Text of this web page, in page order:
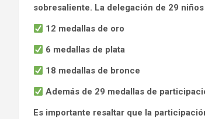
sobresaliente. La delegación de 29
12 medallas de oro
6 medallas de plata
18 medallas de bronce
Además de 29 medallas de
Es importante resaltar que la